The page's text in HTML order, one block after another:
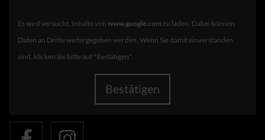
Es wird versucht, Inhalte von www.google.com zu laden. Dabei können
Daten an Dritte weitergegeben werden. Wenn Sie damit einverstanden
sind, klicken Sie bitte auf "Bestätigen".
Bestätigen